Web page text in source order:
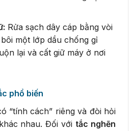
Rửa sạch dây cáp bằng vòi
một lớp dầu chống gỉ
lại và cất giữ máy ở nơi
phổ biến
“tính cách” riêng và đòi hỏi
nhau. Đối với tắc nghẽn